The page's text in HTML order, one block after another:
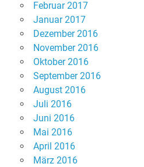
Februar 2017
Januar 2017
Dezember 2016
November 2016
Oktober 2016
September 2016
August 2016
Juli 2016
Juni 2016
Mai 2016
April 2016
März 2016